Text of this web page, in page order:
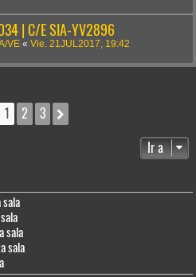
| C/E SIA-YV2896
VE « Vie. 21JUL2017, 19:42
1 2 3
Ir a
sala
sala